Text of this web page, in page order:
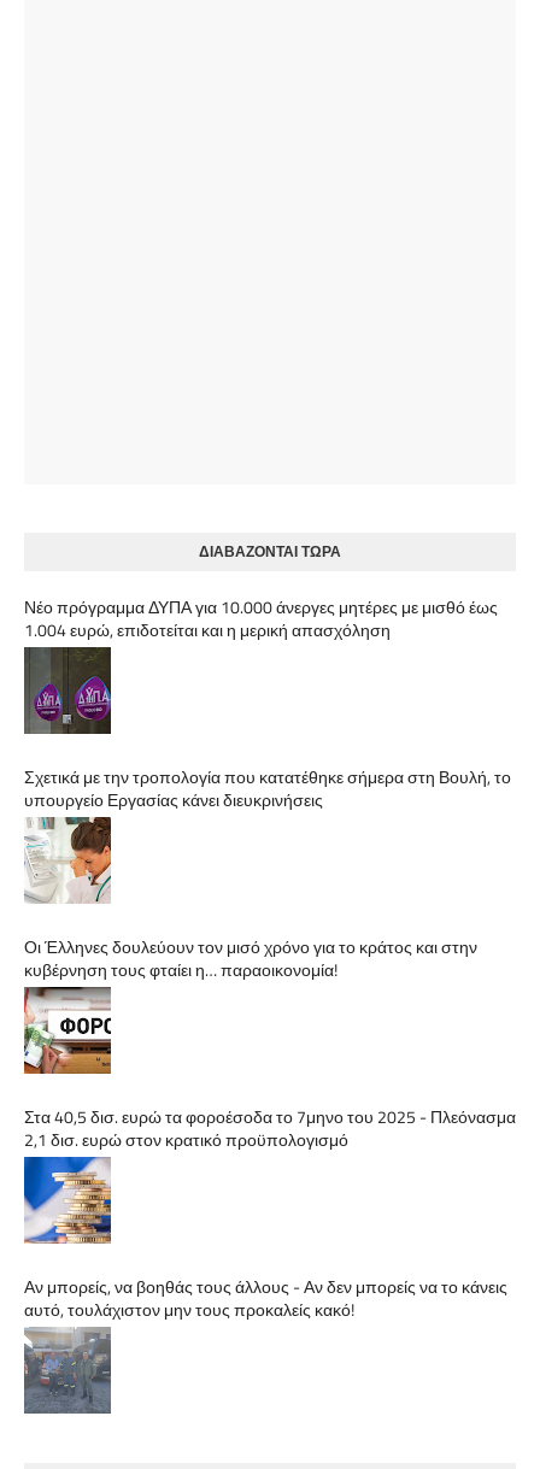
ΔΙΑΒΑΖΟΝΤΑΙ ΤΩΡΑ
Νέο πρόγραμμα ΔΥΠΑ για 10.000 άνεργες μητέρες με μισθό έως
1.004 ευρώ, επιδοτείται και η μερική απασχόληση
Σχετικά με την τροπολογία που κατατέθηκε σήμερα στη Βουλή, το
υπουργείο Εργασίας κάνει διευκρινήσεις
Οι Έλληνες δουλεύουν τον μισό χρόνο για το κράτος και στην
κυβέρνηση τους φταίει η… παραοικονομία!
Στα 40,5 δισ. ευρώ τα φοροέσοδα το 7μηνο του 2025 - Πλεόνασμα
2,1 δισ. ευρώ στον κρατικό προϋπολογισμό
Αν μπορείς, να βοηθάς τους άλλους - Αν δεν μπορείς να το κάνεις
αυτό, τουλάχιστον μην τους προκαλείς κακό!